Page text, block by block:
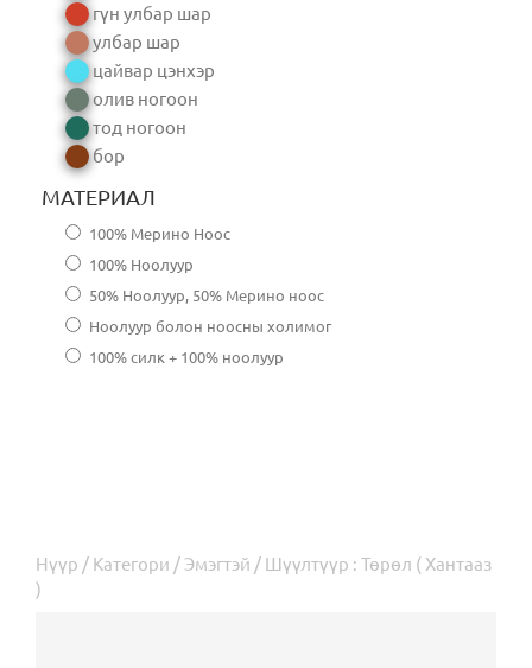
гүн улбар шар
улбар шар
цайвар цэнхэр
олив ногоон
тод ногоон
бор
МАТЕРИАЛ
100% Мерино Ноос
100% Ноолуур
50% Ноолуур, 50% Мерино ноос
Ноолуур болон ноосны холимог
100% силк + 100% ноолуур
Нүүр / Категори / Эмэгтэй / Шүүлтүүр : Төрөл ( Хантааз
)